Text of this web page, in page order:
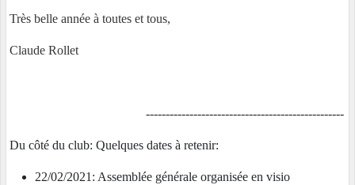
Très belle année à toutes et tous,
Claude Rollet
--------------------------------------------------
Du côté du club: Quelques dates à retenir:
22/02/2021: Assemblée générale organisée en visio